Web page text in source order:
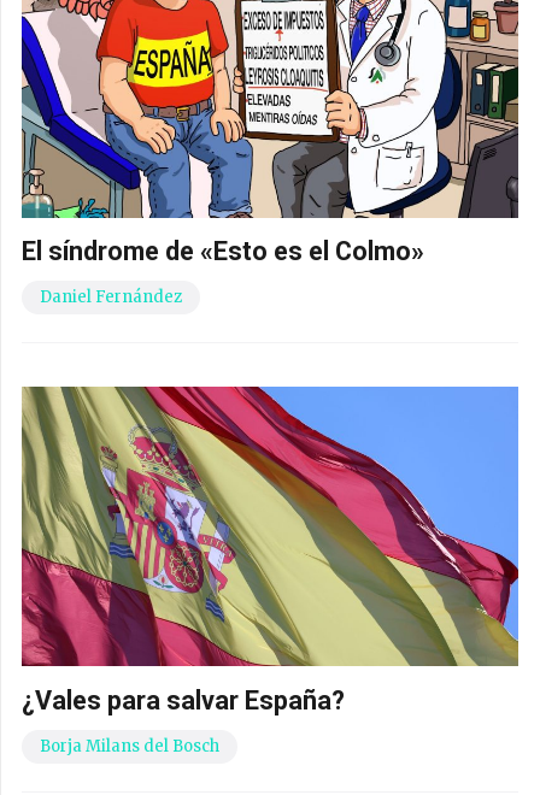
El síndrome de «Esto es el Colmo»
Daniel Fernández
¿Vales para salvar España?
Borja Milans del Bosch